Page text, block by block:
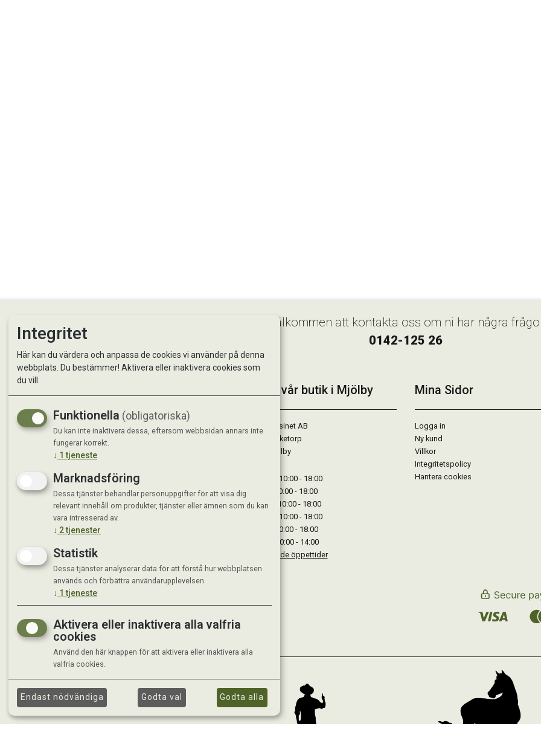
Välkommen att kontakta oss om ni har några
0142-125 26
Kontakta oss
Om oss
Besök vår butik i Mjölby
StallMagasinet AB
Västra Lärketorp
59595 Mjölby
Måndag : 10:00 - 18:00
Tisdag : 10:00 - 18:00
Onsdag : 10:00 - 18:00
Torsdag : 10:00 - 18:00
Fredag : 10:00 - 18:00
Lördag : 10:00 - 14:00
Se avvikande öppettider
Mina Sidor
Logga in
Ny kund
Villkor
Integritetspolicy
Hantera cookies
Integritet
Här kan du värdera och anpassa de cookies vi använder på denna
webbplats. Du bestämmer! Aktivera eller inaktivera cookies som
du vill.
Funktionella (obligatoriska)
Du kan inte inaktivera dessa, eftersom webbsidan annars inte
fungerar korrekt.
↓ 1 tjeneste
Marknadsföring
Dessa tjänster behandlar personuppgifter för att visa dig
relevant innehåll om produkter, tjänster eller ämnen som du kan
vara intresserad av.
↓ 2tjenester
Statistik
Dessa tjänster analyserar data för att förstå hur webbplatsen
används och förbättra användarupplevelsen.
↓ 1 tjeneste
Aktivera eller inaktivera alla valfria
cookies
Använd den här knappen för att aktivera eller inaktivera alla
valfria cookies.
Endast nödvändiga Godta val Godta alla